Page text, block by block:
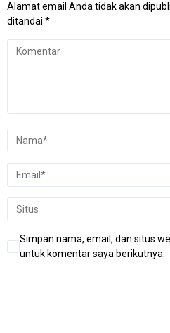
Alamat email Anda tidak akan
ditandai *
Simpan nama, email, dan situs
untuk komentar saya berikutnya.